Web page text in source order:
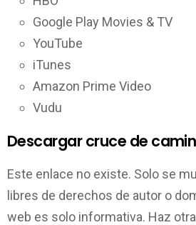
Google Play Movies & TV
YouTube
iTunes
Amazon Prime Video
Vudu
Descargar cruce de
Este enlace no existe. Solo se
libres de derechos de autor o
web es solo informativa. Haz